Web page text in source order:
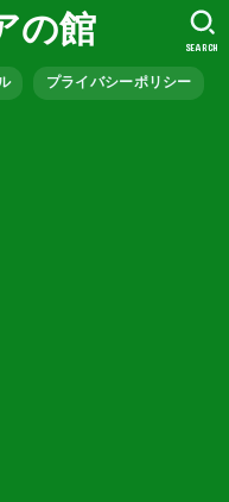
の館
プライバシーポリシー
SEARCH